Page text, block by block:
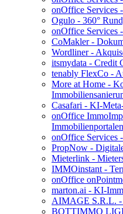
onOffice Services
Ogulo - 360°
onOffice Services
CoMakler -
Wordliner -
itsmydata - Credit
tenably FlexCo -
More at Home -
Casafari - KI-
onOffice
Immobilienportalen
onOffice Services
PropNow -
Mieterlink -
IMMOinstant -
onOffice
marton.ai - KI-
AIMAGE S.R.L. -
BOTTIMMO